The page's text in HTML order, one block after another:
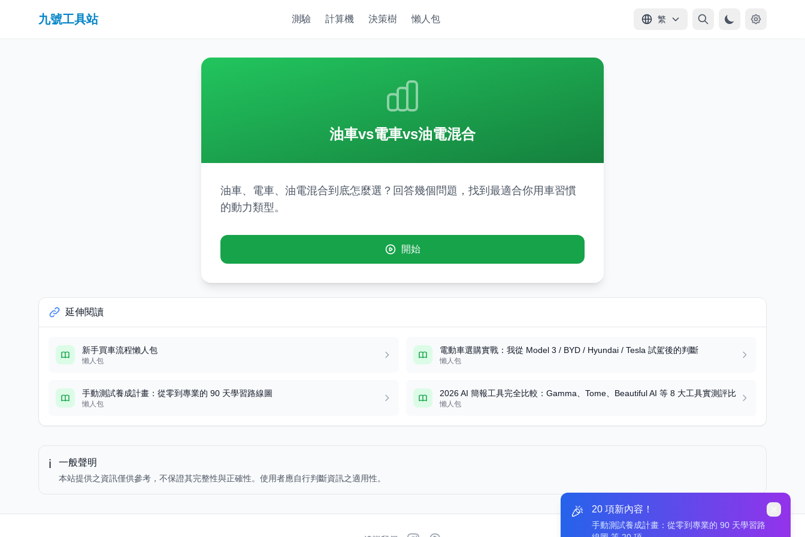
九號工具站 測驗 計算機 決策樹 懶人包 繁
油車vs電車vs油電混合
油車、電車、油電混合到底怎麼選？回答幾個問題，找到最適合你用車習慣
的動力類型。
開始
延伸閱讀
新手買車流程懶人包
懶人包
電動車選購實戰：我從 Model 3 / BYD / Hyundai / Tesla 試駕後的判斷
懶人包
手動測試養成計畫：從零到專業的 90 天學習路線圖
懶人包
2026 AI 簡報工具完全比較：Gamma、Tome、Beautiful AI 等 8 大工具實測評比
懶人包
ℹ️ 一般聲明
本站提供之資訊僅供參考，不保證其完整性與正確性。使用者應自行判斷資訊之適用性。
🎉 20 項新內容！
手動測試養成計畫：從零到專業的 90 天學習路